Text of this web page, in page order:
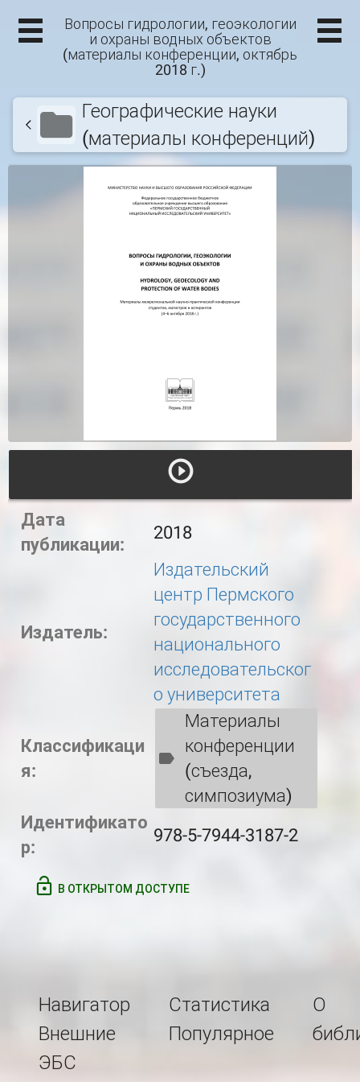
Вопросы гидрологии, геоэкологии
и охраны водных объектов
(материалы конференции, октябрь
2018 г.)
Географические науки
(материалы конференций)
Дата
публикации:
2018
Издатель:
Издательский
центр Пермского
государственного
национального
исследовательског
о университета
Классификаци
я:
Материалы
конференции
(съезда,
симпозиума)
Идентификато
р:
978-5-7944-3187-2
В ОТКРЫТОМ ДОСТУПЕ
Навигатор
Внешние
ЭБС
Статистика
Популярное
О